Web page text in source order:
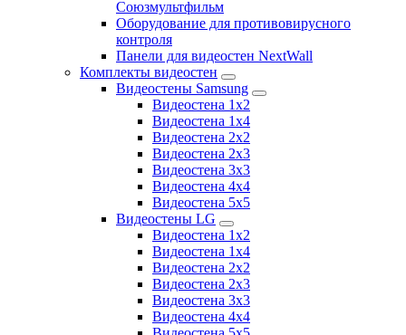
Союзмультфильм
Оборудование для противовирусного
контроля
Панели для видеостен NextWall
Комплекты видеостен
Видеостены Samsung
Видеостена 1x2
Видеостена 1x4
Видеостена 2x2
Видеостена 2х3
Видеостена 3x3
Видеостена 4x4
Видеостена 5x5
Видеостены LG
Видеостена 1x2
Видеостена 1x4
Видеостена 2x2
Видеостена 2x3
Видеостена 3x3
Видеостена 4x4